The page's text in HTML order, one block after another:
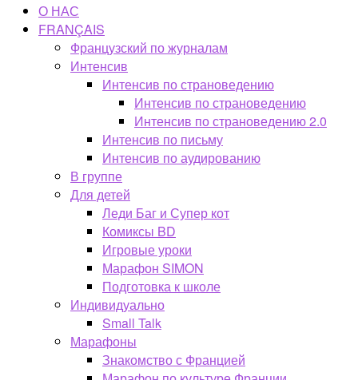
О НАС
FRANÇAIS
Французский по журналам
Интенсив
Интенсив по страноведению
Интенсив по страноведению
Интенсив по страноведению 2.0
Интенсив по письму
Интенсив по аудированию
В группе
Для детей
Леди Баг и Супер кот
Комиксы BD
Игровые уроки
Марафон SIMON
Подготовка к школе
Индивидуально
Small Talk
Марафоны
Знакомство с Францией